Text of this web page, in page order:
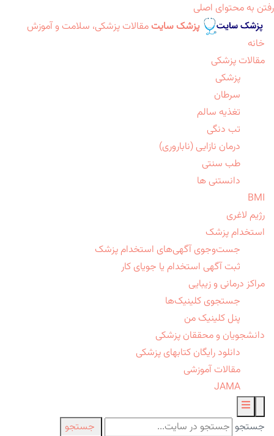
رفتن به محتوای اصلی
پزشک سایت مقالات پزشکی، سلامت و آموزش
خانه
مقالات پزشکی
پزشکی
سرطان
تغذیه سالم
تب دنگی
درمان نازایی (ناباروری)
طب سنتی
دانستنی ها
BMI
رژیم لاغری
استخدام پزشک
جست‌وجوی آگهی‌های استخدام پزشک
ثبت آگهی استخدام یا جویای کار
مراکز درمانی و زیبایی
جستجوی کلینیک‌ها
پنل کلینیک من
دانشجویان و محققان پزشکی
دانلود رایگان کتابهای پزشکی
مقالات آموزشی
JAMA
جستجو جستجو